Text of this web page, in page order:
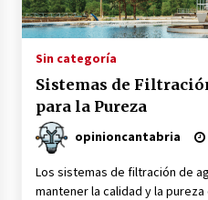
del Arroz
3 años
La
y el
Sin categoría
Sistemas de
para la Pureza
opinioncantabria
Los sistemas de filtración de
mantener la calidad y la